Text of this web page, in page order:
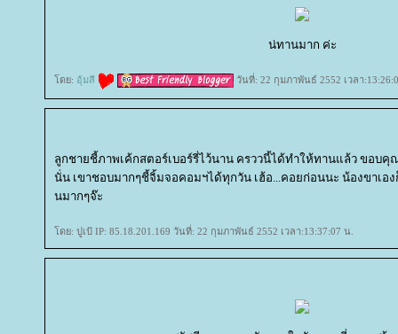
น่ทานมาก ค่ะ
ดย: อุ้มสี วันที่: 22 กุมภาพันธ์ 2552 เวลา
ลูกชายชี้ภาพเค้กสตอร์เบอร์รี่ไว้นาน ครววนี้ได้ทำให้ทานแล้ว ขอบคุ
นั่น เขาชอบมากๆชี้จิ้มจอคอมฯได้ทุกวัน เฮ้อ...คอยก่อนนะ น้องขาเอ
นมากๆจ๊ะ
ดย: ปูเป้ IP: 85.18.201.169 วันที่: 22 กุมภาพันธ์ 2552 เวลา:13:37:07 น.